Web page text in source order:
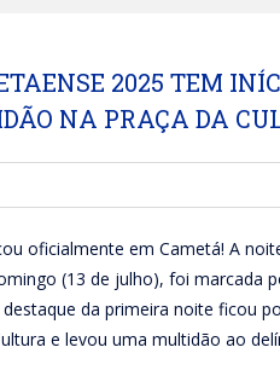
2025 TEM
NA PRAÇA DA
oficialmente em Cametá! A
(13 de julho), foi marcada
da primeira noite ficou
e levou uma multidão ao